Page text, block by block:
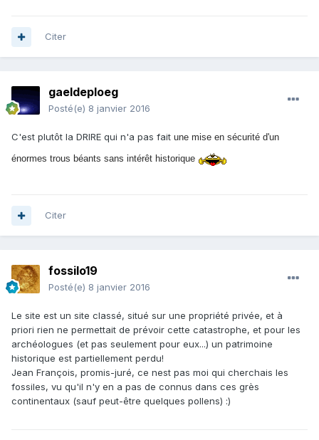
Citer
gaeldeploeg
Posté(e) 8 janvier 2016
C'est plutôt la DRIRE qui n'a pas fait une mise en sécurité d'un
énormes trous béants sans intérêt historique
Citer
fossilo19
Posté(e) 8 janvier 2016
Le site est un site classé, situé sur une propriété privée, et à
priori rien ne permettait de prévoir cette catastrophe, et pour les
archéologues (et pas seulement pour eux...) un patrimoine
historique est partiellement perdu!
Jean François, promis-juré, ce nest pas moi qui cherchais les
fossiles, vu qu'il n'y en a pas de connus dans ces grès
continentaux (sauf peut-être quelques pollens) :)